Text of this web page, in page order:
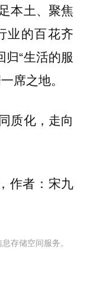
本土、聚焦
业的百花齐
归“生活的服
席之地。
质化，走向
作者：宋九
存储空间服务。